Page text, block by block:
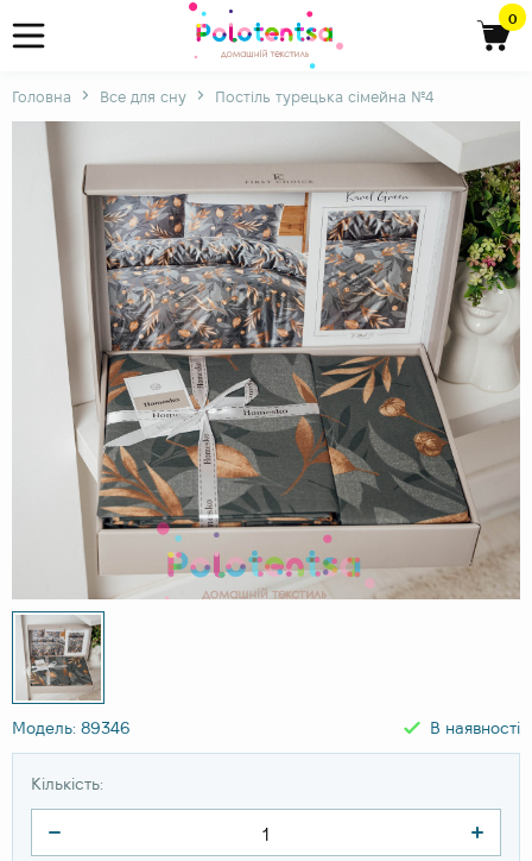
0
Головна Все для сну Постіль турецька сімейна №4
Модель: 89346 В наявності
Кількість: